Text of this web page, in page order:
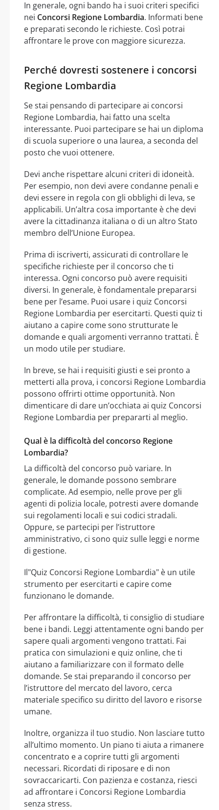
In generale, ogni bando ha i suoi criteri specifici
nei Concorsi Regione Lombardia. Informati bene
e preparati secondo le richieste. Così potrai
affrontare le prove con maggiore sicurezza.
Perché dovresti sostenere i concorsi
Regione Lombardia
Se stai pensando di partecipare ai concorsi
Regione Lombardia, hai fatto una scelta
interessante. Puoi partecipare se hai un diploma
di scuola superiore o una laurea, a seconda del
posto che vuoi ottenere.
Devi anche rispettare alcuni criteri di idoneità.
Per esempio, non devi avere condanne penali e
devi essere in regola con gli obblighi di leva, se
applicabili. Un’altra cosa importante è che devi
avere la cittadinanza italiana o di un altro Stato
membro dell’Unione Europea.
Prima di iscriverti, assicurati di controllare le
specifiche richieste per il concorso che ti
interessa. Ogni concorso può avere requisiti
diversi. In generale, è fondamentale prepararsi
bene per l’esame. Puoi usare i quiz Concorsi
Regione Lombardia per esercitarti. Questi quiz ti
aiutano a capire come sono strutturate le
domande e quali argomenti verranno trattati. È
un modo utile per studiare.
In breve, se hai i requisiti giusti e sei pronto a
metterti alla prova, i concorsi Regione Lombardia
possono offrirti ottime opportunità. Non
dimenticare di dare un’occhiata ai quiz Concorsi
Regione Lombardia per prepararti al meglio.
Qual è la difficoltà del concorso Regione
Lombardia?
La difficoltà del concorso può variare. In
generale, le domande possono sembrare
complicate. Ad esempio, nelle prove per gli
agenti di polizia locale, potresti avere domande
sui regolamenti locali e sui codici stradali.
Oppure, se partecipi per l’istruttore
amministrativo, ci sono quiz sulle leggi e norme
di gestione.
Il"Quiz Concorsi Regione Lombardia" è un utile
strumento per esercitarti e capire come
funzionano le domande.
Per affrontare la difficoltà, ti consiglio di studiare
bene i bandi. Leggi attentamente ogni bando per
sapere quali argomenti vengono trattati. Fai
pratica con simulazioni e quiz online, che ti
aiutano a familiarizzare con il formato delle
domande. Se stai preparando il concorso per
l’istruttore del mercato del lavoro, cerca
materiale specifico su diritto del lavoro e risorse
umane.
Inoltre, organizza il tuo studio. Non lasciare tutto
all’ultimo momento. Un piano ti aiuta a rimanere
concentrato e a coprire tutti gli argomenti
necessari. Ricordati di riposare e di non
sovraccaricarti. Con pazienza e costanza, riesci
ad affrontare i Concorsi Regione Lombardia
senza stress.